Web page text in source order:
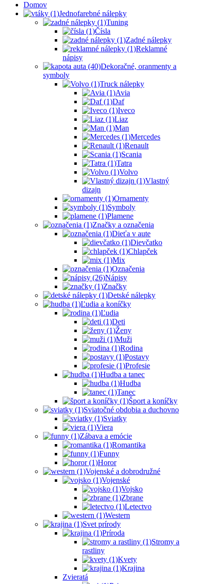
Domov
Jednofarebné nálepky
Tuning
Čísla
Zadné nálepky
Reklamné
nápisy
Dekoračné, oranmenty a
symboly
Truck nálepky
Avia
Daf
Iveco
Liaz
Man
Mercedes
Renault
Scania
Tatra
Volvo
Vlastný
dizajn
Ornamenty
Symboly
Plamene
Značky a označenia
Dieťa v aute
Dievčatko
Chlapček
Mix
Označenia
Nápisy
Značky
Detské nálepky
Ľudia a koníčky
Ľudia
Deti
Ženy
Muži
Rodina
Postavy
Profesie
Hudba a tanec
Hudba
Tanec
Šport a koníčky
Sviatočné obdobia a duchovno
Sviatky
Viera
Zábava a emócie
Romantika
Funny
Horor
Vojenské a dobrodružné
Vojenské
Vojsko
Zbrane
Letectvo
Western
Svet prírody
Príroda
Stromy a
rastliny
Kvety
Krajina
Zvieratá